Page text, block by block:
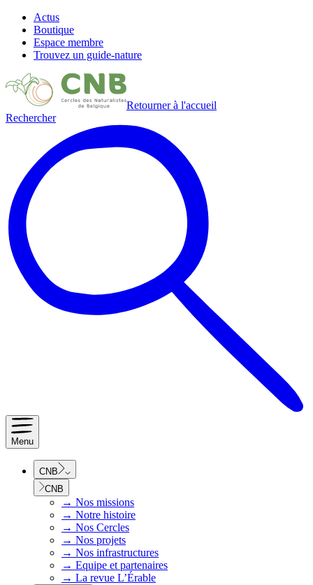
Actus
Boutique
Espace membre
Trouvez un guide-nature
Retourner à l'accueil
Rechercher
Menu
CNB
CNB
→ Nos missions
→ Notre histoire
→ Nos Cercles
→ Nos projets
→ Nos infrastructures
→ Equipe et partenaires
→ La revue L’Érable